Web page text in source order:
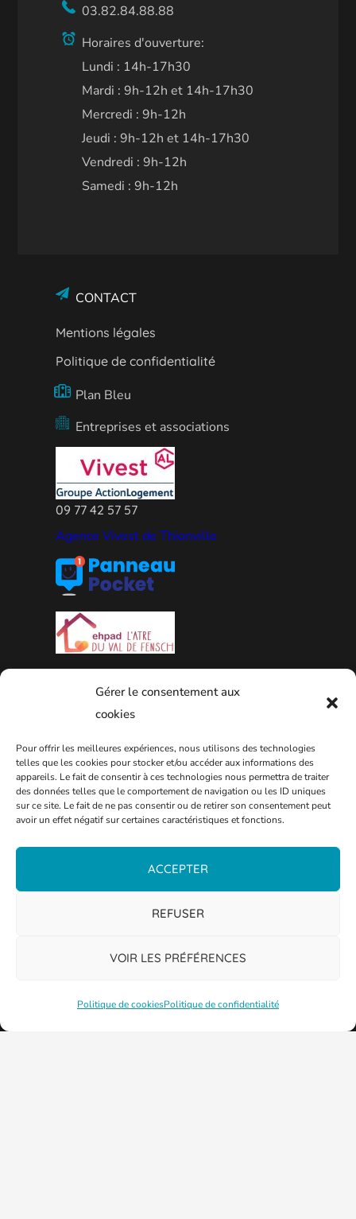
Gérer le consentement aux
cookies
Pour offrir les meilleures expériences, nous utilisons des technologies
telles que les cookies pour stocker et/ou accéder aux informations des
appareils. Le fait de consentir à ces technologies nous permettra de traiter
des données telles que le comportement de navigation ou les ID uniques
sur ce site. Le fait de ne pas consentir ou de retirer son consentement peut
avoir un effet négatif sur certaines caractéristiques et fonctions.
ACCEPTER
REFUSER
VOIR LES PRÉFÉRENCES
Politique de cookiesPolitique de confidentialité
03.82.84.88.88
Horaires d'ouverture:
Lundi : 14h-17h30
Mardi : 9h-12h et 14h-17h30
Mercredi : 9h-12h
Jeudi : 9h-12h et 14h-17h30
Vendredi : 9h-12h
Samedi : 9h-12h
CONTACT
Mentions légales
Politique de confidentialité
Plan Bleu
Entreprises et associations
09 77 42 57 57
Agence Vivest de Thionville
PLAN DE LA VILLE